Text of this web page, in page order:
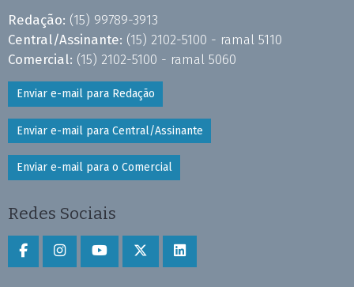
Redação: (15) 99789-3913
Central/Assinante: (15) 2102-5100 - ramal 5110
Comercial: (15) 2102-5100 - ramal 5060
Enviar e-mail para Redação
Enviar e-mail para Central/Assinante
Enviar e-mail para o Comercial
Redes Sociais